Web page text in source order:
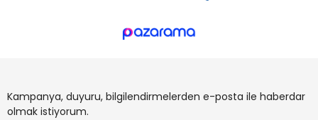
Kampanya, duyuru, bilgilendirmelerden e-posta ile haberdar
olmak istiyorum.